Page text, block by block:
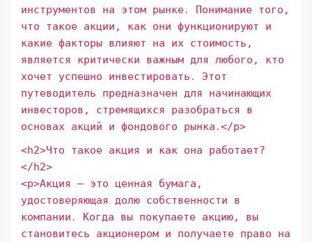
инструментов на этом рынке․ Понимание того,
что такое акции, как они функционируют и
какие факторы влияют на их стоимость,
является критически важным для любого, кто
хочет успешно инвестировать․ Этот
путеводитель предназначен для начинающих
инвесторов, стремящихся разобраться в
основах акций и фондового рынка․</p>
<h2>Что такое акция и как она работает?
</h2>
<p>Акция – это ценная бумага,
удостоверяющая долю собственности в
компании․ Когда вы покупаете акцию, вы
становитесь акционером и получаете право на